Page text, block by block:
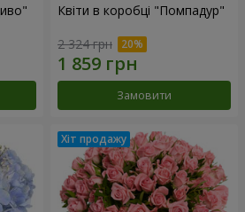
Квіти в коробці "Помпадур"
2 324 грн
Замовити